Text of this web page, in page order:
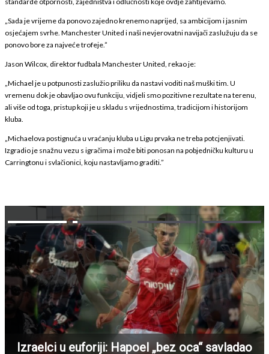
„Sada je vrijeme da ponovo zajedno krenemo naprijed, sa ambicijom i jasnim
osjećajem svrhe. Manchester United i naši nevjerovatni navijači zaslužuju da se
ponovo bore za najveće trofeje.”
Jason Wilcox, direktor fudbala Manchester United, rekao je:
„Michael je u potpunosti zaslužio priliku da nastavi voditi naš muški tim. U
vremenu dok je obavljao ovu funkciju, vidjeli smo pozitivne rezultate na terenu,
ali više od toga, pristup koji je u skladu s vrijednostima, tradicijom i historijom
kluba.
„Michaelova postignuća u vraćanju kluba u Ligu prvaka ne treba potcjenjivati.
Izgradio je snažnu vezu s igračima i može biti ponosan na pobjedničku kulturu u
Carringtonu i svlačionici, koju nastavljamo graditi.”
Izraelci u euforiji: Hapoel „bez oca“ savladao